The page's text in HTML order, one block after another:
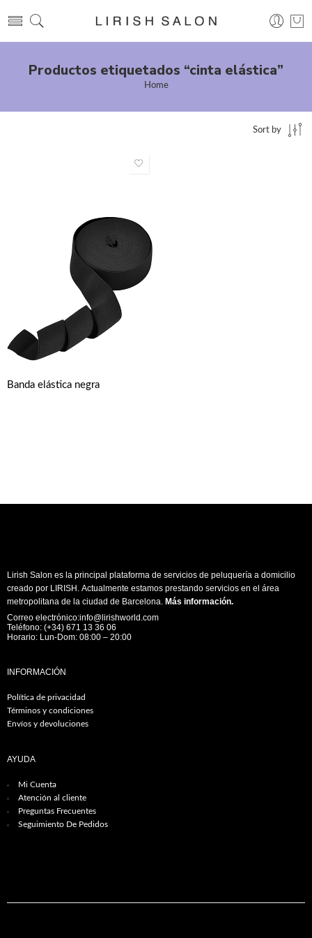
Productos etiquetados “cinta elástica”
Home
Sort by
Banda elástica negra
Lirish Salon es la principal plataforma de servicios de peluquería a domicilio
creado por LIRISH. Actualmente estamos prestando servicios en el área
metropolitana de la ciudad de Barcelona. Más información.
Correo electrónico:info@lirishworld.com
Teléfono: (+34) 671 13 36 06
Horario: Lun-Dom: 08:00 – 20:00
INFORMACIÓN
Política de privacidad
Términos y condiciones
Envíos y devoluciones
AYUDA
Mi Cuenta
Atención al cliente
Preguntas Frecuentes
Seguimiento De Pedidos